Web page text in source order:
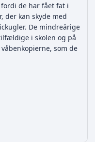
de har fået fat i
der kan skyde med
De mindreårige
i skolen og på
som de